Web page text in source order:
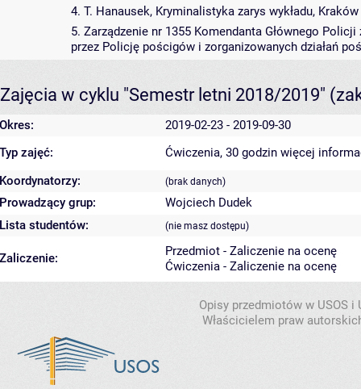
4. T. Hanausek, Kryminalistyka zarys wykładu, Kraków
5. Zarządzenie nr 1355 Komendanta Głównego
przez Policję pościgów i zorganizowanych działań
Zajęcia w cyklu "Semestr letni 2018/2019"
Okres:
2019-02-23 - 2019-09-30
Typ zajęć:
Ćwiczenia, 30 godzin więcej
Koordynatorzy:
(brak danych)
Prowadzący grup:
Wojciech Dudek
Lista studentów:
(nie masz dostępu)
Zaliczenie:
Przedmiot - Zaliczenie na ocenę
Ćwiczenia - Zaliczenie na ocenę
Opisy przedmiotów w USOS
Właścicielem praw